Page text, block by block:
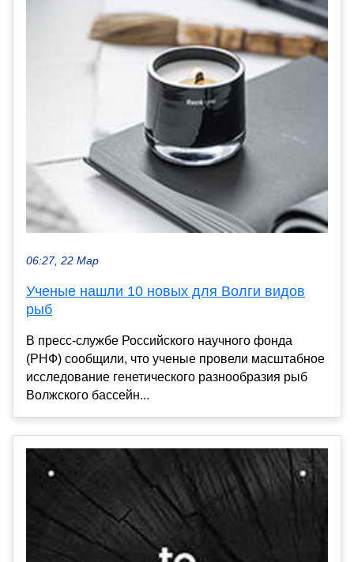
06:27, 22 Мар
Ученые нашли 10 новых для Волги видов
рыб
В пресс-службе Российского научного фонда
(РНФ) сообщили, что ученые провели масштабное
исследование генетического разнообразия рыб
Волжского бассейн...